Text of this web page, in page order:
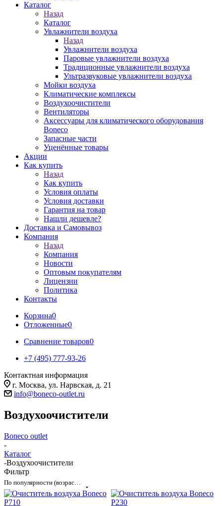
Каталог
Назад
Каталог
Увлажнители воздуха
Назад
Увлажнители воздуха
Паровые увлажнители воздуха
Традиционные увлажнители воздуха
Ультразвуковые увлажнители воздуха
Мойки воздуха
Климатические комплексы
Воздухоочистители
Вентиляторы
Аксессуары для климатического оборудования
Boneco
Запасные части
Уценённые товары
Акции
Как купить
Назад
Как купить
Условия оплаты
Условия доставки
Гарантия на товар
Нашли дешевле?
Доставка и Самовывоз
Компания
Назад
Компания
Новости
Оптовым покупателям
Лицензии
Политика
Контакты
Корзина0
Отложенные0
Сравнение товаров0
+7 (495) 777-93-26
Контактная информация
г. Москва, ул. Нарвская, д. 21
info@boneco-outlet.ru
Воздухоочистители
Boneco outlet
-
Каталог
-Воздухоочистители
Фильтр